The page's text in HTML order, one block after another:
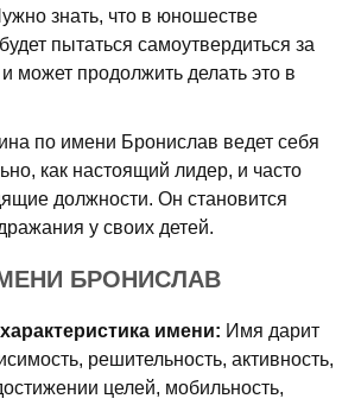
знать, что в юношестве
пытаться самоутвердиться за
может продолжить делать это в
по имени Бронислав ведет себя
как настоящий лидер, и часто
должности. Он становится
у своих детей.
БРОНИСЛАВ
имени: Имя дарит
решительность, активность,
целей, мобильность,